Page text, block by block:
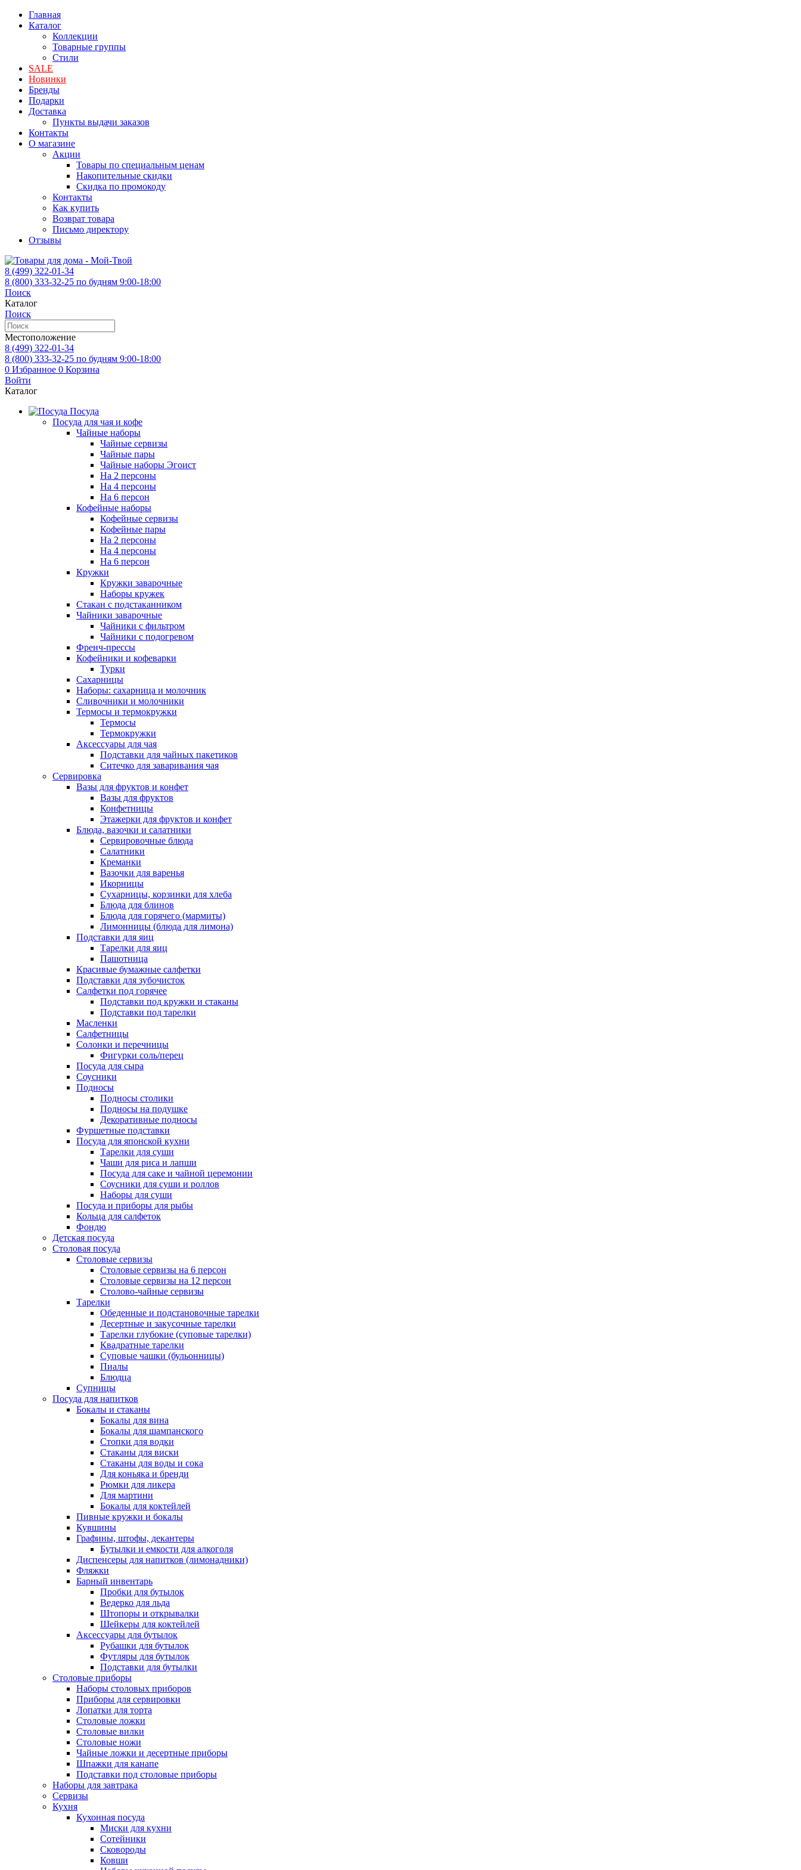
Главная
Каталог
Коллекции
Товарные группы
Стили
SALE
Новинки
Бренды
Подарки
Доставка
Пункты выдачи заказов
Контакты
О магазине
Акции
Товары по специальным ценам
Накопительные скидки
Скидка по промокоду
Контакты
Как купить
Возврат товара
Письмо директору
Отзывы
8 (499) 322-01-34
8 (800) 333-32-25 по будням 9:00-18:00
Поиск
Каталог
Поиск
Местоположение
8 (499) 322-01-34
8 (800) 333-32-25 по будням 9:00-18:00
0 Избранное 0 Корзина
Войти
Каталог
Посуда
Посуда для чая и кофе
Чайные наборы
Чайные сервизы
Чайные пары
Чайные наборы Эгоист
На 2 персоны
На 4 персоны
На 6 персон
Кофейные наборы
Кофейные сервизы
Кофейные пары
На 2 персоны
На 4 персоны
На 6 персон
Кружки
Кружки заварочные
Наборы кружек
Стакан с подстаканником
Чайники заварочные
Чайники с фильтром
Чайники с подогревом
Френч-прессы
Кофейники и кофеварки
Турки
Сахарницы
Наборы: сахарница и молочник
Сливочники и молочники
Термосы и термокружки
Термосы
Термокружки
Аксессуары для чая
Подставки для чайных пакетиков
Ситечко для заваривания чая
Сервировка
Вазы для фруктов и конфет
Вазы для фруктов
Конфетницы
Этажерки для фруктов и конфет
Блюда, вазочки и салатники
Сервировочные блюда
Салатники
Креманки
Вазочки для варенья
Икорницы
Сухарницы, корзинки для хлеба
Блюда для блинов
Блюда для горячего (мармиты)
Лимонницы (блюда для лимона)
Подставки для яиц
Тарелки для яиц
Пашотница
Красивые бумажные салфетки
Подставки для зубочисток
Салфетки под горячее
Подставки под кружки и стаканы
Подставки под тарелки
Масленки
Салфетницы
Солонки и перечницы
Фигурки соль/перец
Посуда для сыра
Соусники
Подносы
Подносы столики
Подносы на подушке
Декоративные подносы
Фуршетные подставки
Посуда для японской кухни
Тарелки для суши
Чаши для риса и лапши
Посуда для саке и чайной церемонии
Соусники для суши и роллов
Наборы для суши
Посуда и приборы для рыбы
Кольца для салфеток
Фондю
Детская посуда
Столовая посуда
Столовые сервизы
Столовые сервизы на 6 персон
Столовые сервизы на 12 персон
Столово-чайные сервизы
Тарелки
Обеденные и подстановочные тарелки
Десертные и закусочные тарелки
Тарелки глубокие (суповые тарелки)
Квадратные тарелки
Суповые чашки (бульонницы)
Пиалы
Блюдца
Супницы
Посуда для напитков
Бокалы и стаканы
Бокалы для вина
Бокалы для шампанского
Стопки для водки
Стаканы для виски
Стаканы для воды и сока
Для коньяка и бренди
Рюмки для ликера
Для мартини
Бокалы для коктейлей
Пивные кружки и бокалы
Кувшины
Графины, штофы, декантеры
Бутылки и емкости для алкоголя
Диспенсеры для напитков (лимонадники)
Фляжки
Барный инвентарь
Пробки для бутылок
Ведерко для льда
Штопоры и открывалки
Шейкеры для коктейлей
Аксессуары для бутылок
Рубашки для бутылок
Футляры для бутылок
Подставки для бутылки
Столовые приборы
Наборы столовых приборов
Приборы для сервировки
Лопатки для торта
Столовые ложки
Столовые вилки
Столовые ножи
Чайные ложки и десертные приборы
Шпажки для канапе
Подставки под столовые приборы
Наборы для завтрака
Сервизы
Кухня
Кухонная посуда
Миски для кухни
Сотейники
Сковороды
Ковши